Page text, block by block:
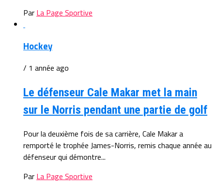
Par La Page Sportive
Hockey
/ 1 année ago
Le défenseur Cale Makar met la main
sur le Norris pendant une partie de golf
Pour la deuxième fois de sa carrière, Cale Makar a
remporté le trophée James-Norris, remis chaque année au
défenseur qui démontre...
Par La Page Sportive